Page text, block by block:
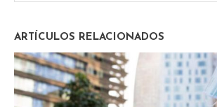
ARTÍCULOS RELACIONADOS